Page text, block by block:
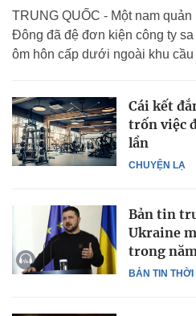
TRUNG QUỐC - Một nam
Đông đã đệ đơn kiện công ty
ôm hôn cấp dưới ngoài khu cầu
CHUYỆN LẠ
Cái kết
trốn việc
lần
BẢN TIN
Bản tin
Ukraine
trong